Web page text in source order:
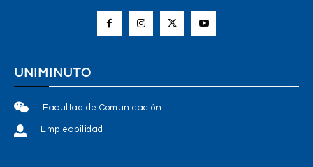
UNIMINUTO
Facultad de Comunicación
Empleabilidad